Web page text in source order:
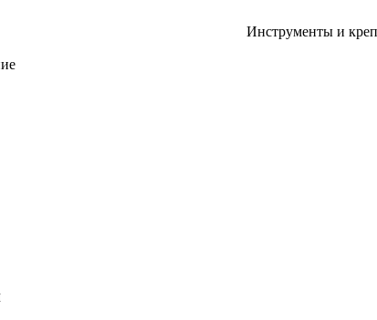
Инструменты и